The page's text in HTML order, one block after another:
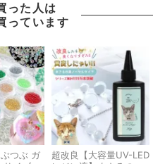
った人は
っています
つぶ ガ
超改良【大容量UV-LED